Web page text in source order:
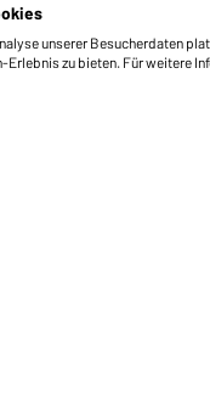
unserer Besucherdaten
zu bieten. Für weitere